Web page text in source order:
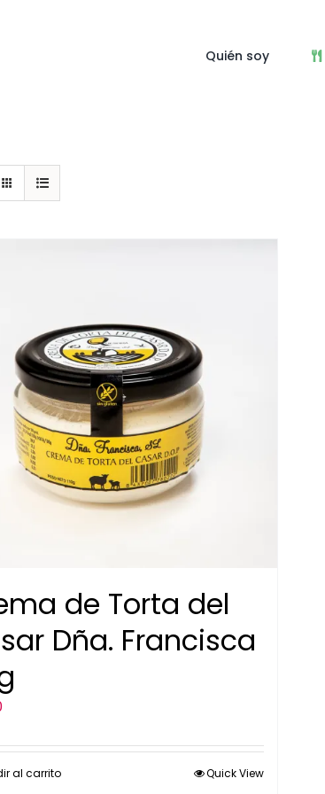
Quién soy
de Torta del
Dña. Francisca
al carrito Quick View